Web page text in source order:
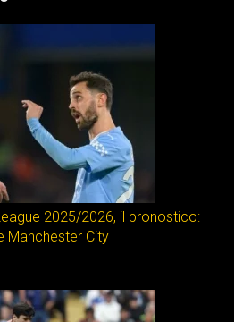
2025/2026, il pronostico:
Manchester City